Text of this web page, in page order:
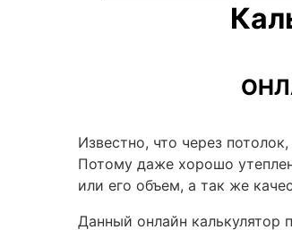
Известно, что через
Потому даже хорошо
или его объем, а так же
Данный онлайн калькулятор